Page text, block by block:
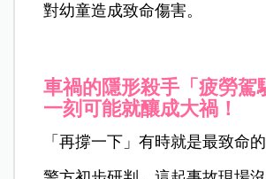
對幼童造成致命傷害。
車禍的隱形殺手「疲勞駕
一刻可能就釀成大禍！
「再撐一下」有時就是最致命的